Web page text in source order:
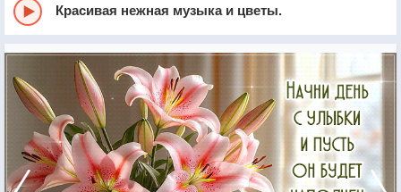
Красивая нежная музыка и цветы.